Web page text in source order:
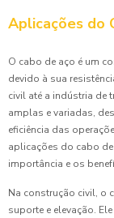
Aplicações do
O cabo de aço é um
devido à sua
civil até a indústria de
amplas e variadas,
eficiência das
aplicações do cabo
importância e os
Na construção civil, o
suporte e elevação.